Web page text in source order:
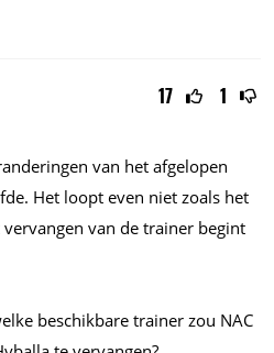
17 1
van het afgelopen
Het loopt even niet zoals het
van de trainer begint
beschikbare trainer zou NAC